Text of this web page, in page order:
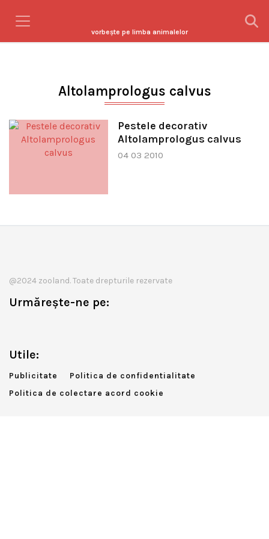
vorbeşte pe limba animalelor
Altolamprologus calvus
Pestele decorativ
Altolamprologus calvus
04 03 2010
@2024 zooland. Toate drepturile rezervate
Urmărește-ne pe:
Utile:
Publicitate
Politica de confidentialitate
Politica de colectare acord cookie